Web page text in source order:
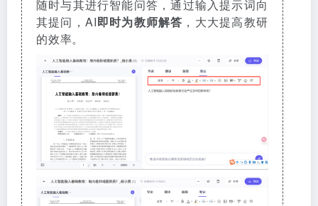
随时与其进行智能问答，通过输入提示词向
其提问，AI即时为教师解答 ，大大提高教研
的效率。